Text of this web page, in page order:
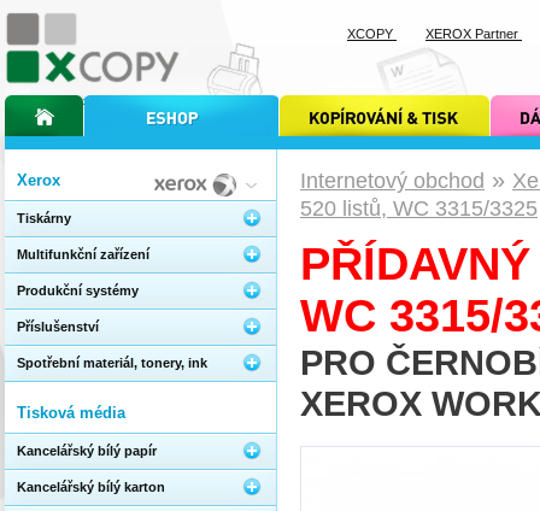
Internetový obchod »
520 listů, WC 3315/3325
WC 3315/
PRO
XEROX
Xerox
Tiskárny
Multifunkční zařízení
Produkční systémy
Příslušenství
Spotřební materiál, tonery, ink
Tisková média
Kancelářský bílý papír
Kancelářský bílý karton
úvodní stránka xcopyinternetový obchod xcopy kopírování a tisk xcopy dárkové
XCOPY XEROX Partner